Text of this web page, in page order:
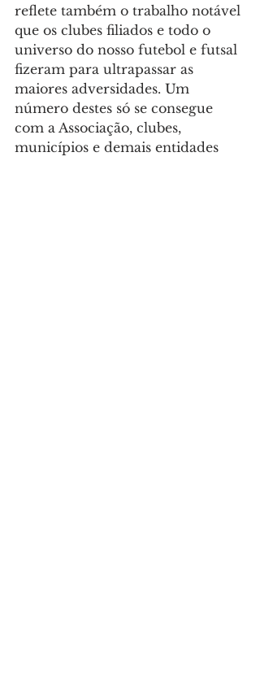
reflete também o trabalho notável
que os clubes filiados e todo o
universo do nosso futebol e futsal
fizeram para ultrapassar as
maiores adversidades. Um
número destes só se consegue
com a Associação, clubes,
municípios e demais entidades